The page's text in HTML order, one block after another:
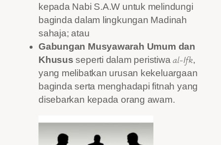
kepada Nabi S.A.W untuk melindungi
baginda dalam lingkungan Madinah
sahaja; atau
Gabungan Musyawarah Umum dan
Khusus seperti dalam peristiwaal-Ifk,
yang melibatkan urusan kekeluargaan
baginda serta menghadapi fitnah yang
disebarkan kepada orang awam.